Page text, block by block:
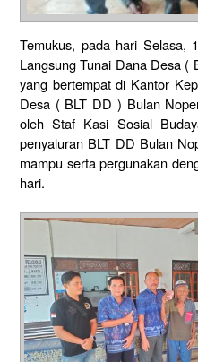
Temukus, pada hari Selasa,
Langsung Tunai Dana Desa (
yang bertempat di Kantor
Desa ( BLT DD ) Bulan
oleh Staf Kasi Sosial
penyaluran BLT DD Bulan
mampu serta pergunakan
hari.